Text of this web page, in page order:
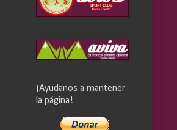
¡Ayudanos a mantener
la página!